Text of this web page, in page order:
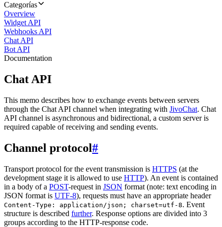
Categorías
Overview
Widget API
Webhooks API
Chat API
Bot API
Documentation
Chat API
This memo describes how to exchange events between servers
through the Chat API channel when integrating with JivoChat. Chat
API channel is asynchronous and bidirectional, a custom server is
required capable of receiving and sending events.
Channel protocol#
Transport protocol for the event transmission is HTTPS (at the
development stage it is allowed to use HTTP). An event is contained
in a body of a POST-request in JSON format (note: text encoding in
JSON format is UTF-8), requests must have an appropriate header
Content-Type: application/json; charset=utf-8. Event
structure is described further. Response options are divided into 3
groups according to the HTTP-response code.